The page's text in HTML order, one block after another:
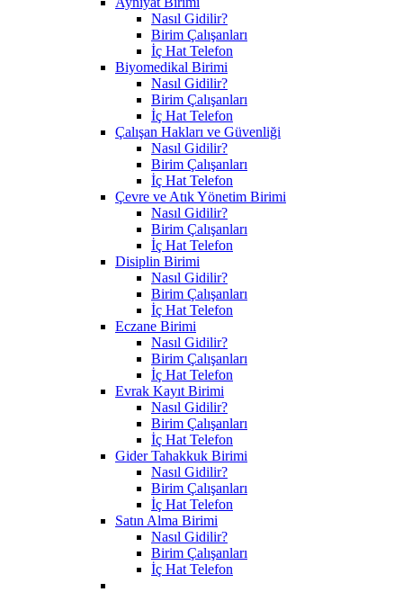
Nasıl Gidilir?
Birim Çalışanları
İç Hat Telefon
Biyomedikal Birimi
Nasıl Gidilir?
Birim Çalışanları
İç Hat Telefon
Çalışan Hakları ve Güvenliği
Nasıl Gidilir?
Birim Çalışanları
İç Hat Telefon
Çevre ve Atık Yönetim Birimi
Nasıl Gidilir?
Birim Çalışanları
İç Hat Telefon
Disiplin Birimi
Nasıl Gidilir?
Birim Çalışanları
İç Hat Telefon
Eczane Birimi
Nasıl Gidilir?
Birim Çalışanları
İç Hat Telefon
Evrak Kayıt Birimi
Nasıl Gidilir?
Birim Çalışanları
İç Hat Telefon
Gider Tahakkuk Birimi
Nasıl Gidilir?
Birim Çalışanları
İç Hat Telefon
Satın Alma Birimi
Nasıl Gidilir?
Birim Çalışanları
İç Hat Telefon